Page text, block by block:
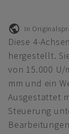
In
Diese 4-
hergestellt.
von 15.000 U/
mm und ein
Ausgestattet
Steuerung